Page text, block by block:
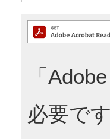
「
必要で